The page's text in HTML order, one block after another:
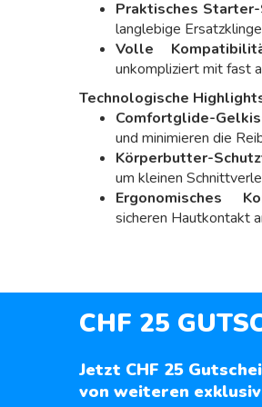
Praktisches
langlebige
Volle
unkompliziert mit fast
Technologische
Comfortglide-
und minimieren die
Körperbutter-
um kleinen
Ergonomisches
sicheren Hautkontakt
CHF 25
Jetzt CHF 25
von weiteren